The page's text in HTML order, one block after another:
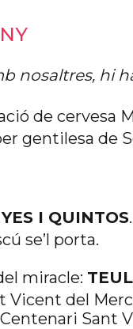
nosaltres, hi
de cervesa
gentilesa de
I QUINTOS
se’l porta.
miracle:
Vicent del
Sant